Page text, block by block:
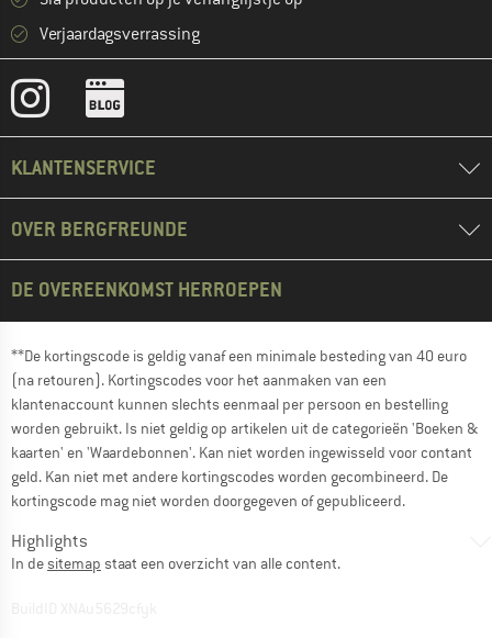
Verjaardagsverrassing
KLANTENSERVICE
OVER BERGFREUNDE
DE OVEREENKOMST HERROEPEN
**De kortingscode is geldig vanaf een minimale besteding van 40 euro
(na retouren). Kortingscodes voor het aanmaken van een
klantenaccount kunnen slechts eenmaal per persoon en bestelling
worden gebruikt. Is niet geldig op artikelen uit de categorieën 'Boeken &
kaarten' en 'Waardebonnen'. Kan niet worden ingewisseld voor contant
geld. Kan niet met andere kortingscodes worden gecombineerd. De
kortingscode mag niet worden doorgegeven of gepubliceerd.
Highlights
In desitemap staat een overzicht van alle content.